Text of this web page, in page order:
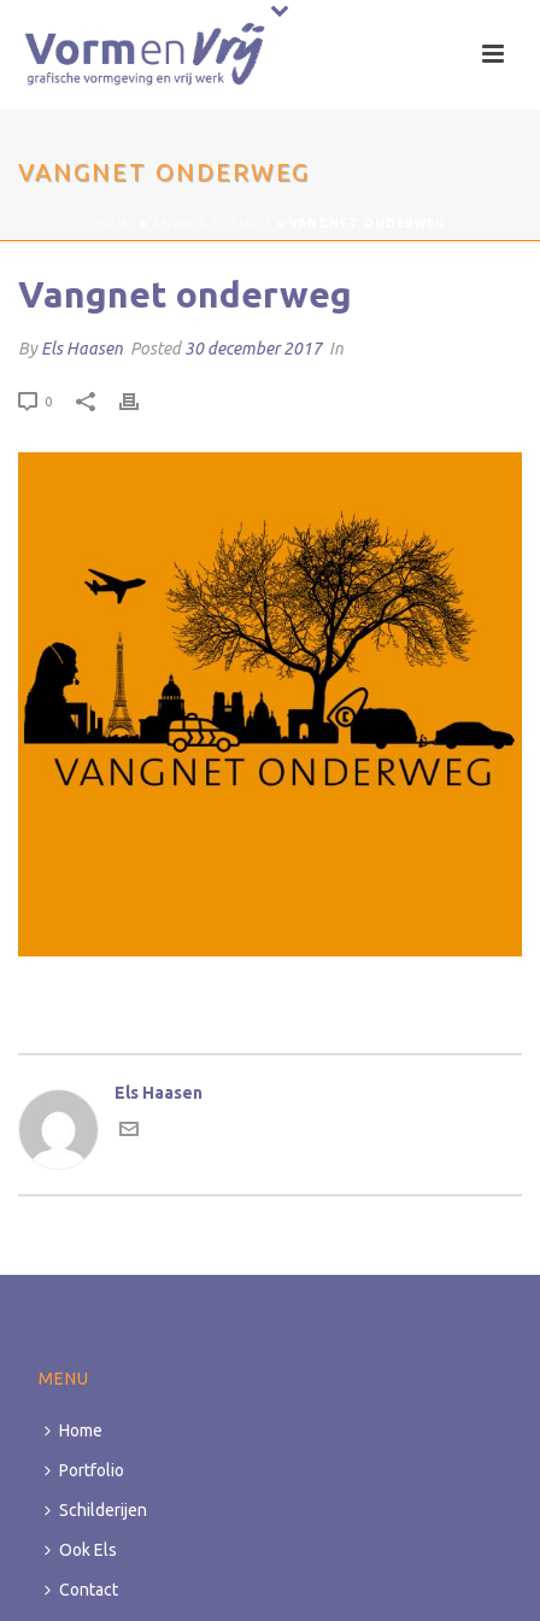
VANGNET ONDERWEG
Vangnet onderweg
ByEls Haasen Posted30 december 2017 In
0
Els Haasen
MENU
Home
Portfolio
Schilderijen
Ook Els
Contact